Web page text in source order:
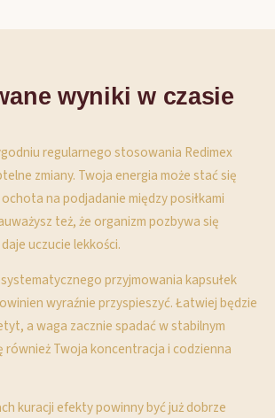
wyniki w czasie
regularnego stosowania Redimex
zmiany. Twoja energia może stać się
na podjadanie między posiłkami
też, że organizm pozbywa się
uczucie lekkości.
przyjmowania kapsułek
wyraźnie przyspieszyć. Łatwiej będzie
a waga zacznie spadać w stabilnym
również Twoja koncentracja i codzienna
kuracji efekty powinny być już dobrze